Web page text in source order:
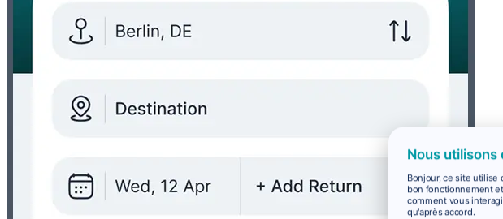
Nous utilisons
Bonjour, ce site utilise
bon fonctionnement
comment vous
qu'après accord.